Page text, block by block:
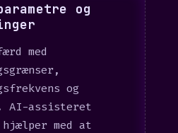
og
med
og
AI-assisteret
med at